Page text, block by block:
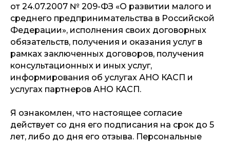
от 24.07.2007 № 209-ФЗ «О развитии малого и
среднего предпринимательства в Российской
Федерации», исполнения своих договорных
обязательств, получения и оказания услуг в
рамках заключенных договоров, получения
консультационных и иных услуг,
информирования об услугах АНО КАСП и
услугах партнеров АНО КАСП.
Я ознакомлен, что настоящее согласие
действует со дня его подписания на срок до 5
лет, либо до дня его отзыва. Персональные